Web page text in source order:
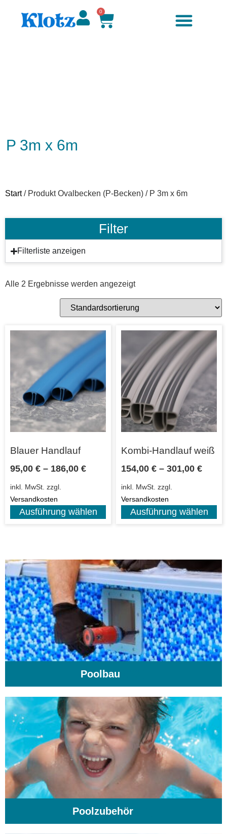
0
P 3m x 6m
Start/ Produkt Ovalbecken (P-Becken) / P 3m x 6m
Filter
Filterliste anzeigen
Alle 2 Ergebnisse werden angezeigt
Blauer Handlauf
95,00 € – 186,00 €
inkl. MwSt. zzgl.
Versandkosten
Ausführung wählen
Kombi-Handlauf weiß
154,00 € – 301,00 €
inkl. MwSt. zzgl.
Versandkosten
Ausführung wählen
Poolbau
Poolzubehör